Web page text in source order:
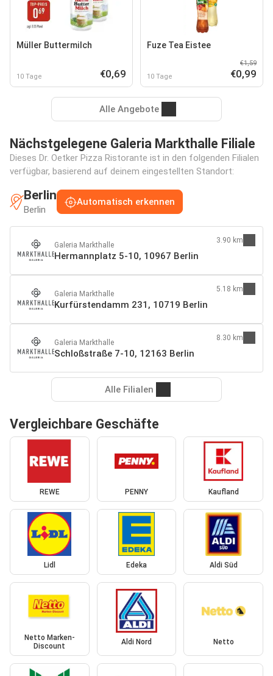
Müller Buttermilch
10 Tage €0,69
Fuze Tea Eistee
10 Tage
€1,59
€0,99
Alle Angebote
Nächstgelegene Galeria Markthalle Filiale
Dieses Dr. Oetker Pizza Ristorante ist in den folgenden Filialen
verfügbar, basierend auf deinem eingestellten Standort:
Berlin
Berlin
Automatisch erkennen
Galeria Markthalle
Hermannplatz 5-10, 10967 Berlin
3.90 km
Galeria Markthalle
Kurfürstendamm 231, 10719 Berlin
5.18 km
Galeria Markthalle
Schloßstraße 7-10, 12163 Berlin
8.30 km
Alle Filialen
Vergleichbare Geschäfte
REWE PENNY Kaufland
Lidl Edeka Aldi Süd
Netto Marken-
Discount
Aldi Nord Netto